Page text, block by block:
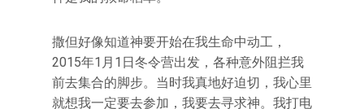
撒但好像知道神要开始在我生命中动工，
2015年1月1日冬令营出发，各种意外阻拦我
前去集合的脚步。当时我真地好迫切，我心里
就想我一定要去参加，我要去寻求神。我打电